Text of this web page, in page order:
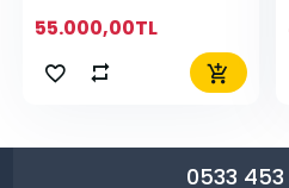
55.000,00TL
0533